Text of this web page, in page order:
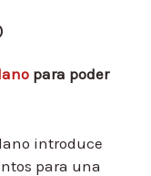
para poder
introduce
para una